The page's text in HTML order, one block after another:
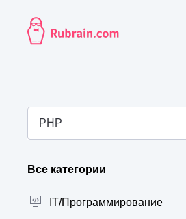
Все категории
IT/Программирование